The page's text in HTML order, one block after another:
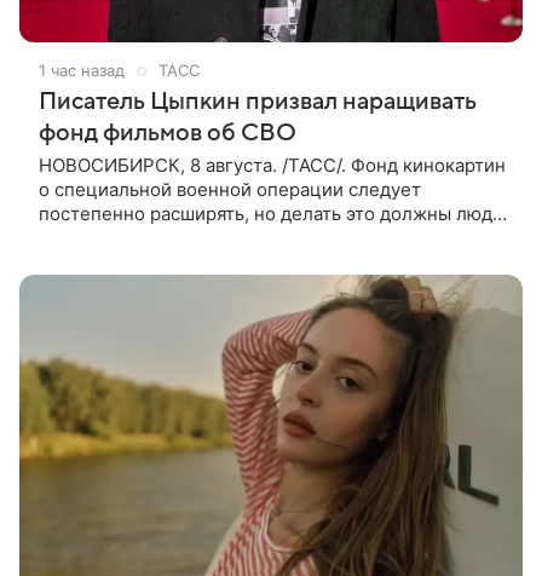
1 час назад ТАСС
Писатель Цыпкин призвал наращивать
фонд фильмов об СВО
НОВОСИБИРСК, 8 августа. /ТАСС/. Фонд кинокартин
о специальной военной операции следует
постепенно расширять, но делать это должны люди,